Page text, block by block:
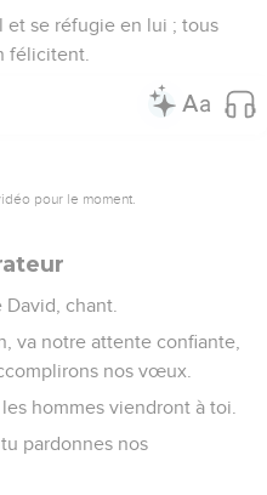
et se réfugie en lui ; tous
félicitent.
pour le moment.
chant.
va notre attente confiante,
nos vœux.
hommes viendront à toi.
pardonnes nos